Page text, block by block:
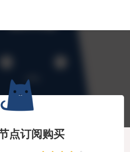
点订阅购买